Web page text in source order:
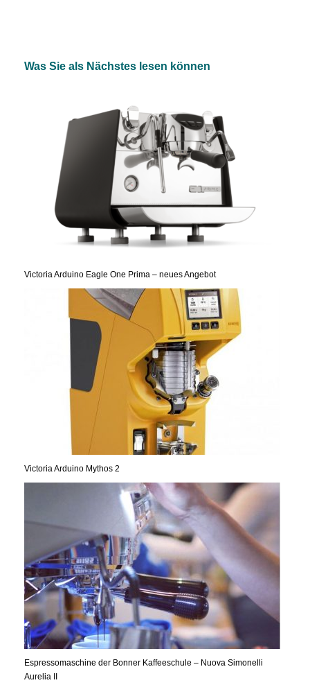
Was Sie als Nächstes lesen können
Victoria Arduino Eagle One Prima – neues Angebot
Victoria Arduino Mythos 2
Espressomaschine der Bonner Kaffeeschule – Nuova Simonelli
Aurelia II